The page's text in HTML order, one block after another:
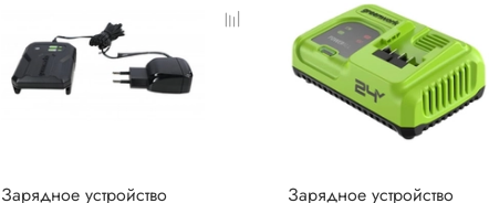
Зарядное устройство
Зарядное устройство